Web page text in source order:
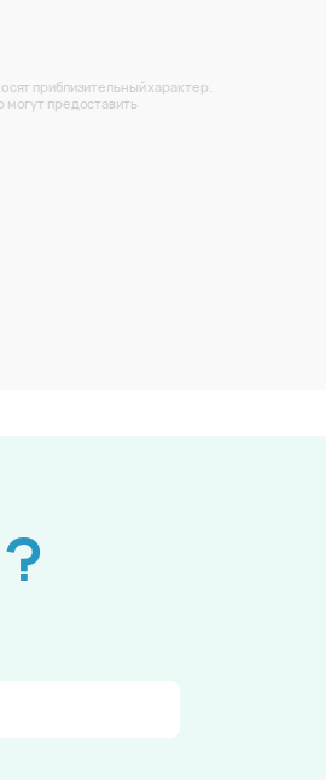
приблизительный характер.
предоставить